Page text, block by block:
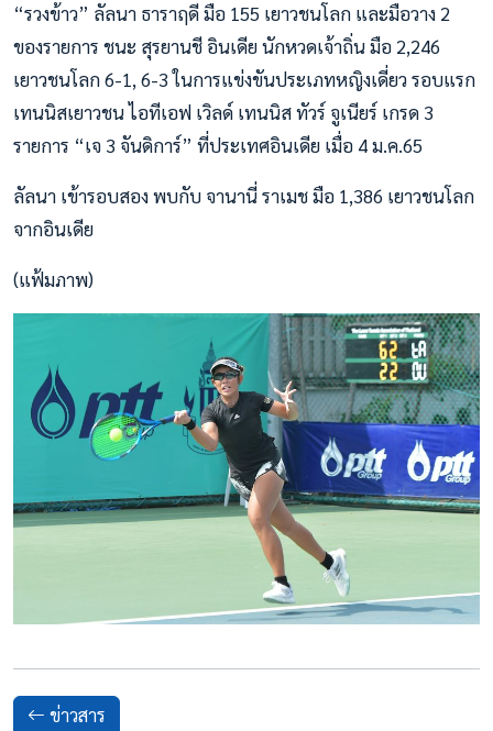
“รวงข้าว” ลัลนา ธาราฤดี มือ 155 เยาวชนโลก และมือวาง 2
ของรายการ ชนะ สุรยานชี อินเดีย นักหวดเจ้าถิ่น มือ 2,246
เยาวชนโลก 6-1, 6-3 ในการแข่งขันประเภทหญิงเดี่ยว รอบแรก
เทนนิสเยาวชน ไอทีเอฟ เวิลด์ เทนนิส ทัวร์ จูเนียร์ เกรด 3
รายการ “เจ 3 จันดิการ์” ที่ประเทศอินเดีย เมื่อ 4 ม.ค.65
ลัลนา เข้ารอบสอง พบกับ จานานี่ ราเมช มือ 1,386 เยาวชนโลก
จากอินเดีย
(แฟ้มภาพ)
ข่าวสาร